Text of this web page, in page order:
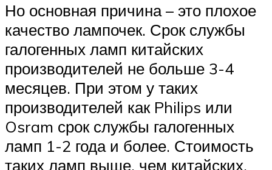
Но основная причина – это плохое
качество лампочек. Срок службы
галогенных ламп китайских
производителей не больше 3-4
месяцев. При этом у таких
производителей как Philips или
Osram срок службы галогенных
ламп 1-2 года и более. Стоимость
таких ламп выше, чем китайских,